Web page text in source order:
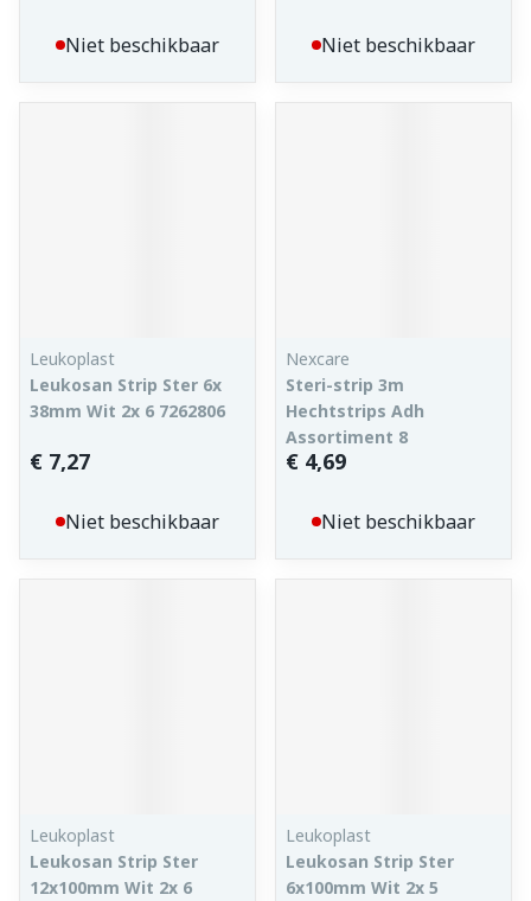
Niet beschikbaar Niet beschikbaar
Leukoplast
Leukosan Strip Ster 6x
38mm Wit 2x 6 7262806
€ 7,27
Niet beschikbaar
Nexcare
Steri-strip 3m
Hechtstrips Adh
Assortiment 8
€ 4,69
Niet beschikbaar
Leukoplast
Leukosan Strip Ster
12x100mm Wit 2x 6
Leukoplast
Leukosan Strip Ster
6x100mm Wit 2x 5